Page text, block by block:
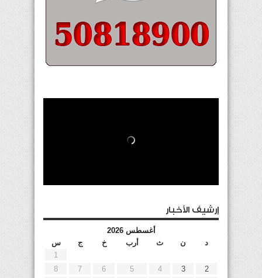
إرشيف الأخبار
أغسطس 2026
د
ن ث أرب خ ج
س
1
2
3
4
5
6
7
8